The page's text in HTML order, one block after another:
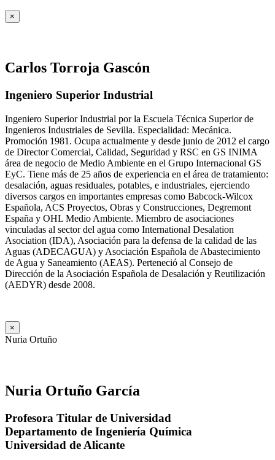
×
Carlos Torroja Gascón
Ingeniero Superior Industrial
Ingeniero Superior Industrial por la Escuela Técnica Superior de
Ingenieros Industriales de Sevilla. Especialidad: Mecánica.
Promoción 1981. Ocupa actualmente y desde junio de 2012 el cargo
de Director Comercial, Calidad, Seguridad y RSC en GS INIMA
área de negocio de Medio Ambiente en el Grupo Internacional GS
EyC. Tiene más de 25 años de experiencia en el área de tratamiento:
desalación, aguas residuales, potables, e industriales, ejerciendo
diversos cargos en importantes empresas como Babcock-Wilcox
Española, ACS Proyectos, Obras y Construcciones, Degremont
España y OHL Medio Ambiente. Miembro de asociaciones
vinculadas al sector del agua como International Desalation
Asociation (IDA), Asociación para la defensa de la calidad de las
Aguas (ADECAGUA) y Asociación Española de Abastecimiento
de Agua y Saneamiento (AEAS). Perteneció al Consejo de
Dirección de la Asociación Española de Desalación y Reutilización
(AEDYR) desde 2008.
×
Nuria Ortuño
Nuria Ortuño García
Profesora Titular de Universidad
Departamento de Ingeniería Química
Universidad de Alicante